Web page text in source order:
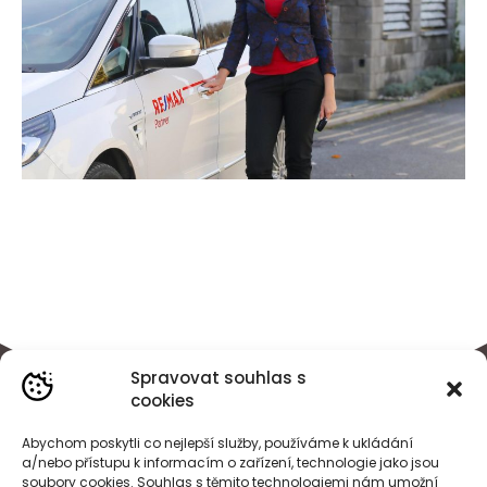
Spravovat souhlas s
cookies
Abychom poskytli co nejlepší služby, používáme k ukládání
a/nebo přístupu k informacím o zařízení, technologie jako jsou
soubory cookies. Souhlas s těmito technologiemi nám umožní